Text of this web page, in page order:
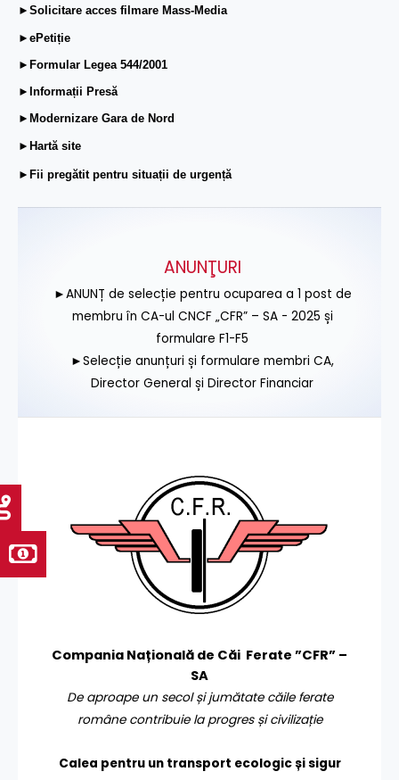
►Solicitare acces filmare Mass-Media
►ePetiție
►Formular Legea 544/2001
►Informații Presă
►Modernizare Gara de Nord
►Hartă site
►Fii pregătit pentru situații de urgență
ANUNŢURI
►ANUNȚ de selecție pentru ocuparea a 1 post de
membru în CA-ul CNCF „CFR” – SA - 2025 și
formulare F1-F5
►Selecție anunțuri și formulare membri CA,
Director General și Director Financiar
Compania Națională de Căi Ferate ”CFR” –
SA
De aproape un secol și jumătate căile ferate
române contribuie la progres și civilizație
Calea pentru un transport ecologic și sigur